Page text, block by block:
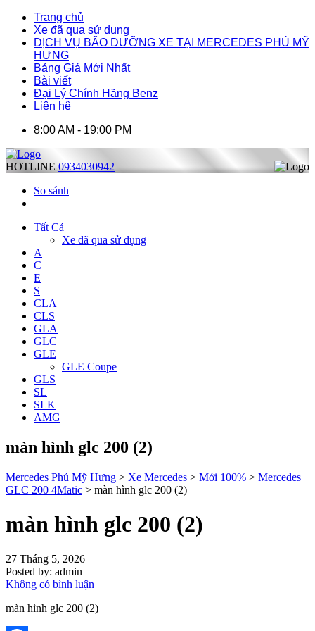
Trang chủ
Xe đã qua sử dụng
DỊCH VỤ BÃO DƯỠNG XE TẠI MERCEDES PHÚ MỸ
HƯNG
Bảng Giá Mới Nhất
Bài viết
Đại Lý Chính Hãng Benz
Liên hệ
8:00 AM - 19:00 PM
HOTLINE0934030942
So sánh
Tất Cả
Xe đã qua sử dụng
A
C
E
S
CLA
CLS
GLA
GLC
GLE
GLE Coupe
GLS
SL
SLK
AMG
màn hình glc 200 (2)
Mercedes Phú Mỹ Hưng > Xe Mercedes > Mới 100% > Mercedes
GLC 200 4Matic > màn hình glc 200 (2)
màn hình glc 200 (2)
27 Tháng 5, 2026
Posted by: admin
Không có bình luận
màn hình glc 200 (2)